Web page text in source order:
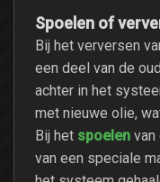
Spoelen of
Bij het verversen
een deel van de
achter in het
met nieuwe olie,
Bij het spoelen van
van een speciale